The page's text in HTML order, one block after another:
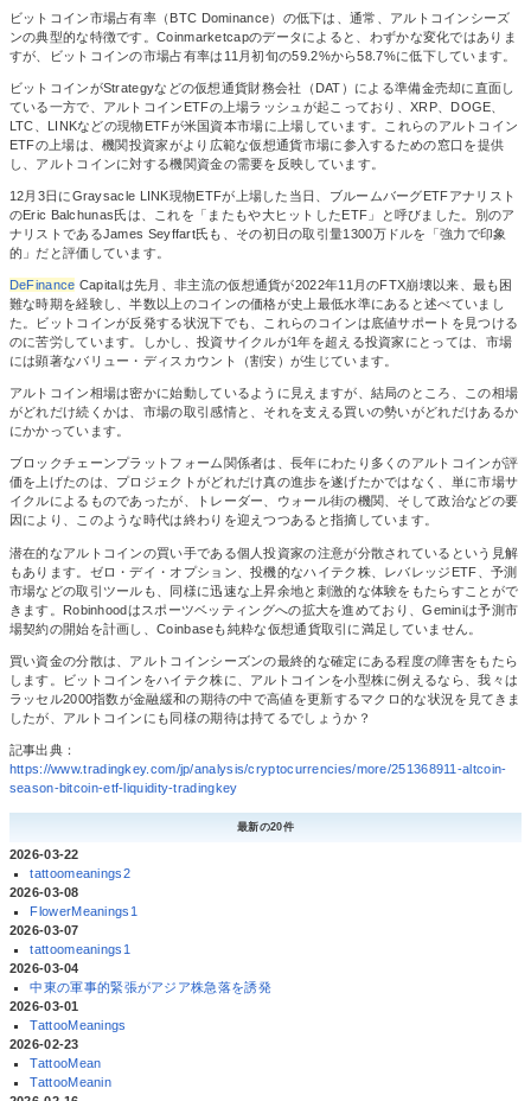
ビットコイン市場占有率（BTC Dominance）の低下は、通常、アルトコインシーズ
ンの典型的な特徴です。Coinmarketcapのデータによると、わずかな変化ではありま
すが、ビットコインの市場占有率は11月初旬の59.2%から58.7%に低下しています。
ビットコインがStrategyなどの仮想通貨財務会社（DAT）による準備金売却に直面し
ている一方で、アルトコインETFの上場ラッシュが起こっており、XRP、DOGE、
LTC、LINKなどの現物ETFが米国資本市場に上場しています。これらのアルトコイン
ETFの上場は、機関投資家がより広範な仮想通貨市場に参入するための窓口を提供
し、アルトコインに対する機関資金の需要を反映しています。
12月3日にGraysacle LINK現物ETFが上場した当日、ブルームバーグETFアナリスト
のEric Balchunas氏は、これを「またもや大ヒットしたETF」と呼びました。別のア
ナリストであるJames Seyffart氏も、その初日の取引量1300万ドルを「強力で印象
的」だと評価しています。
DeFinance Capitalは先月、非主流の仮想通貨が2022年11月のFTX崩壊以来、最も困
難な時期を経験し、半数以上のコインの価格が史上最低水準にあると述べていまし
た。ビットコインが反発する状況下でも、これらのコインは底値サポートを見つける
のに苦労しています。しかし、投資サイクルが1年を超える投資家にとっては、市場
には顕著なバリュー・ディスカウント（割安）が生じています。
アルトコイン相場は密かに始動しているように見えますが、結局のところ、この相場
がどれだけ続くかは、市場の取引感情と、それを支える買いの勢いがどれだけあるか
にかかっています。
ブロックチェーンプラットフォーム関係者は、長年にわたり多くのアルトコインが評
価を上げたのは、プロジェクトがどれだけ真の進歩を遂げたかではなく、単に市場サ
イクルによるものであったが、トレーダー、ウォール街の機関、そして政治などの要
因により、このような時代は終わりを迎えつつあると指摘しています。
潜在的なアルトコインの買い手である個人投資家の注意が分散されているという見解
もあります。ゼロ・デイ・オプション、投機的なハイテク株、レバレッジETF、予測
市場などの取引ツールも、同様に迅速な上昇余地と刺激的な体験をもたらすことがで
きます。Robinhoodはスポーツベッティングへの拡大を進めており、Geminiは予測市
場契約の開始を計画し、Coinbaseも純粋な仮想通貨取引に満足していません。
買い資金の分散は、アルトコインシーズンの最終的な確定にある程度の障害をもたら
します。ビットコインをハイテク株に、アルトコインを小型株に例えるなら、我々は
ラッセル2000指数が金融緩和の期待の中で高値を更新するマクロ的な状況を見てきま
したが、アルトコインにも同様の期待は持てるでしょうか？
記事出典：
https://www.tradingkey.com/jp/analysis/cryptocurrencies/more/251368911-altcoin-
season-bitcoin-etf-liquidity-tradingkey
最新の20件
2026-03-22
tattoomeanings2
2026-03-08
FlowerMeanings1
2026-03-07
tattoomeanings1
2026-03-04
中東の軍事的緊張がアジア株急落を誘発
2026-03-01
TattooMeanings
2026-02-23
TattooMean
TattooMeanin